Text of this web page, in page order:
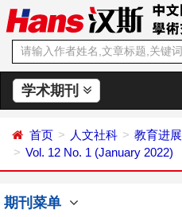
学术期刊
首页 人文社科
教育进展
Vol. 12 No. 1 (January 2022)
期刊菜单